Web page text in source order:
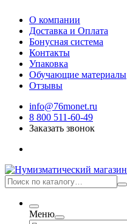
О компании
Доставка и Оплата
Бонусная система
Контакты
Упаковка
Обучающие материалы
Отзывы
info@76monet.ru
8 800 511-60-49
Заказать звонок
Меню